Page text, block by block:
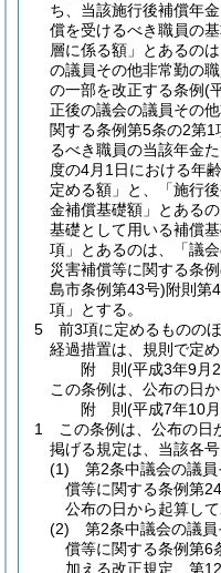
ち、当該施行後補償年
償を受けるべき職員の
層に係る額」とあるの
の議員その他非常勤の
の一部を改正する条例(
正後の議会の議員その
関する条例第5条の2第
るべき職員の当該年金
度の4月1日における年
定める額」と、「施行
金補償基礎額」とある
基礎として用いる補償
項」とあるのは、「議
災害補償等に関する条
島市条例第43号)附則第
項」とする。
5
前3項に定めるものの
経過措置は、規則で定め
附 則(平成3年9月
この条例は、公布の日か
附 則(平成7年10
1
この条例は、公布の日
掲げる規定は、当該各
(1)
第2条中議会の議
償等に関する条例第
公布の日から起算し
(2)
第2条中議会の議
償等に関する条例第6
加える改正規定、第